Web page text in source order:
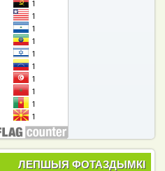
ЛЕПШЫЯ ФОТАЗДЫМКІ